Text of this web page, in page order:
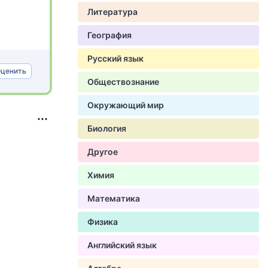
Литература
География
Русский язык
Обществознание
Окружающий мир
Биология
Другое
Химия
Математика
Физика
Английский язык